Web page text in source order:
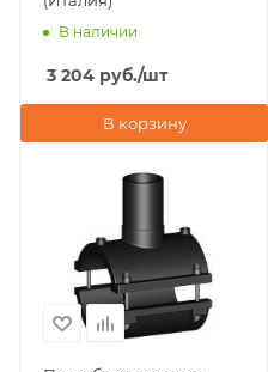
В наличии
3 204 руб./шт
В корзину